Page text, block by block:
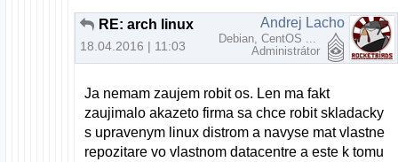
RE: arch linux
18.04.2016 | 11:03
Andrej Lacho
Debian, CentOS ...
Administrátor
Ja nemam zaujem robit os. Len ma fakt
zaujimalo akazeto firma sa chce robit skladacky
s upravenym linux distrom a navyse mat vlastne
repozitare vo vlastnom datacentre a este k tomu